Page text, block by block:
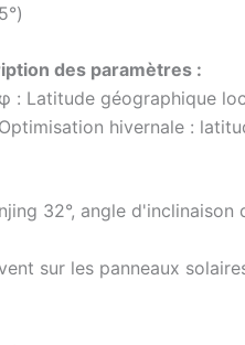
des paramètres :
φ : Latitude géographique
Optimisation hivernale :
32°, angle
sur les panneaux